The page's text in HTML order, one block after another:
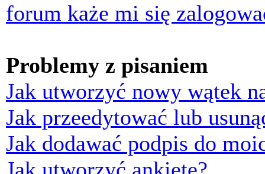
forum każe mi się
Problemy z pisaniem
Jak utworzyć nowy wątek
Jak przeedytować lub
Jak dodawać podpis do